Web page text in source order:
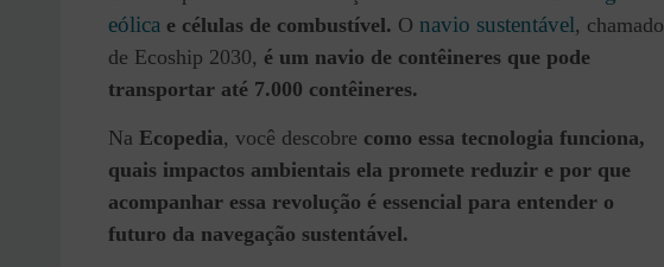
eólica e células de combustível. O navio sustentável, chamado
de Ecoship 2030, é um navio de contêineres que pode
transportar até 7.000 contêineres.
Na Ecopedia, você descobre como essa tecnologia funciona,
quais impactos ambientais ela promete reduzir e por que
acompanhar essa revolução é essencial para entender o
futuro da navegação sustentável.